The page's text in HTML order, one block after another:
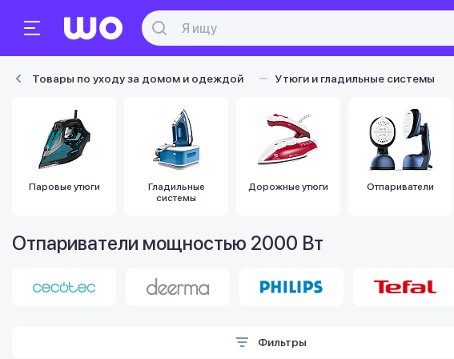
Товары по уходу за домом и одеждой Утюги и гладильные системы
Паровые утюги
Гладильные
системы
Дорожные утюги Отпариватели
Отпариватели мощностью 2000 Вт
Фильтры